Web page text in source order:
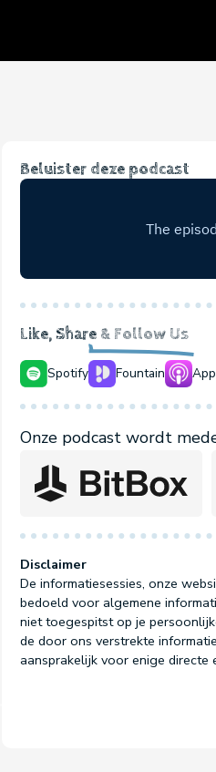
Beluister deze podcast
Like, Share & Follow Us
Spotify Fountain
Onze podcast wordt
Disclaimer
De informatiesessies, onze
bedoeld voor algemene
niet toegespitst op je
de door ons verstrekte
aansprakelijk voor enige directe